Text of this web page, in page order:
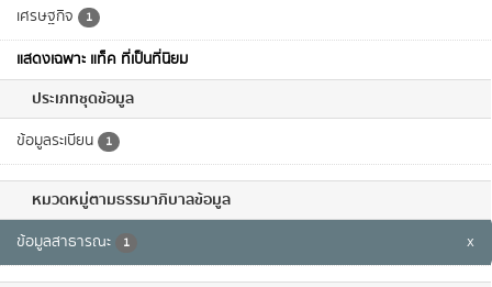
เศรษฐกิจ 1
แสดงเฉพาะ แท็ค ที่เป็นที่นิยม
ประเภทชุดข้อมูล
ข้อมูลระเบียน 1
หมวดหมู่ตามธรรมาภิบาลข้อมูล
ข้อมูลสาธารณะ 1 x